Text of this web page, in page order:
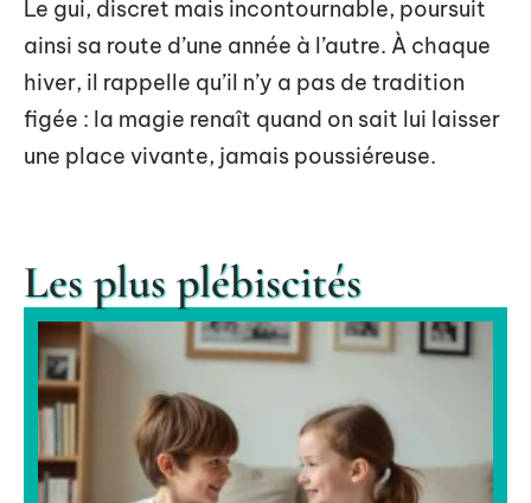
Le gui, discret mais incontournable, poursuit
ainsi sa route d’une année à l’autre. À chaque
hiver, il rappelle qu’il n’y a pas de tradition
figée : la magie renaît quand on sait lui laisser
une place vivante, jamais poussiéreuse.
Les plus plébiscités